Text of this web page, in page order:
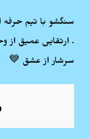
سنگشو با تیم حرفه
. ارتقایی عمیق از
سرشار از عشق 💙